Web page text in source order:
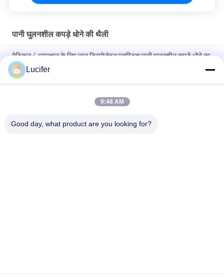
पानी घुलनशील कपड़े धोने की थैली
मेडिकल / अस्पताल के लिए लाल डिस्पोजेबल प्लास्टिक पानी घुलनशील कपड़े धोने का
बैग
डिस्पोजेबल पीवीए पानी में घुलनशील लाँड्री बैग, अस्पताल में घुलनशील वाशिंग बैग
Lucifer
9:48 AM
Good day, what product are you looking for?